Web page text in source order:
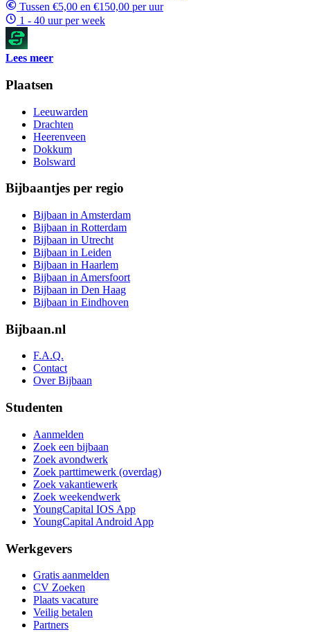
Tussen €5,00 en €150,00 per uur
1 - 40 uur per week
Lees meer
Plaatsen
Leeuwarden
Drachten
Heerenveen
Dokkum
Bolsward
Bijbaantjes per regio
Bijbaan in Amsterdam
Bijbaan in Rotterdam
Bijbaan in Utrecht
Bijbaan in Leiden
Bijbaan in Haarlem
Bijbaan in Amersfoort
Bijbaan in Den Haag
Bijbaan in Eindhoven
Bijbaan.nl
F.A.Q.
Contact
Over Bijbaan
Studenten
Aanmelden
Zoek een bijbaan
Zoek avondwerk
Zoek parttimewerk (overdag)
Zoek vakantiewerk
Zoek weekendwerk
YoungCapital IOS App
YoungCapital Android App
Werkgevers
Gratis aanmelden
CV Zoeken
Plaats vacature
Veilig betalen
Partners